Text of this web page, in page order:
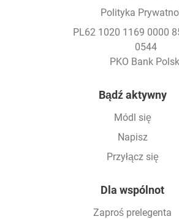
Polityka
PL62 1020 1169 0000
0544
PKO Bank
Bądź aktywny
Módl się
Napisz
Przyłącz się
Dla wspólnot
Zaproś prelegenta